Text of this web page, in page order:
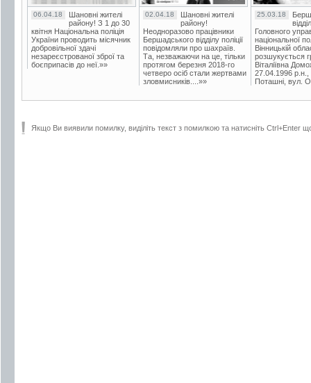
06.04.18
Шановні жителі
району! З 1 до 30
квітня Національна поліція
України проводить місячник
добровільної здачі
незареєстрованої зброї та
боєприпасів до неї.»»
02.04.18
Шановні жителі
району!
Неодноразово працівники
Бершадського відділу поліції
повідомляли про шахраїв.
Та, незважаючи на це, тільки
протягом березня 2018-го
четверо осіб стали жертвами
зловмисників....»»
25.03.18
Головного
національної
Вінницькій
розшукується
Віталіївна
27.04.1996 р.н.,
Поташні, вул.
Якщо Ви виявили помилку, виділіть текст з помилкою та натисніть Ctrl+Enter